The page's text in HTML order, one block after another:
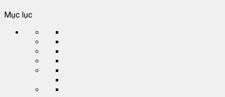
Mục lục